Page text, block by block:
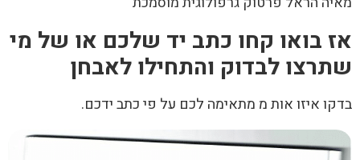
אז בואו קחו כתב יד שלכם או של מי
שתרצו לבדוק והתחילו לאבחן
בדקו איזו אות מ מתאימה לכם על פי כתב ידכם.